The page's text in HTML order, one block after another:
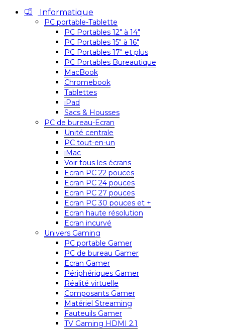
Informatique
PC portable-Tablette
PC Portables 12″ à 14″
PC Portables 15″ à 16″
PC Portables 17″ et plus
PC Portables Bureautique
MacBook
Chromebook
Tablettes
iPad
Sacs & Housses
PC de bureau-Ecran
Unité centrale
PC tout-en-un
iMac
Voir tous les écrans
Ecran PC 22 pouces
Ecran PC 24 pouces
Ecran PC 27 pouces
Ecran PC 30 pouces et +
Ecran haute résolution
Ecran incurvé
Univers Gaming
PC portable Gamer
PC de bureau Gamer
Ecran Gamer
Périphériques Gamer
Réalité virtuelle
Composants Gamer
Matériel Streaming
Fauteuils Gamer
TV Gaming HDMI 2.1